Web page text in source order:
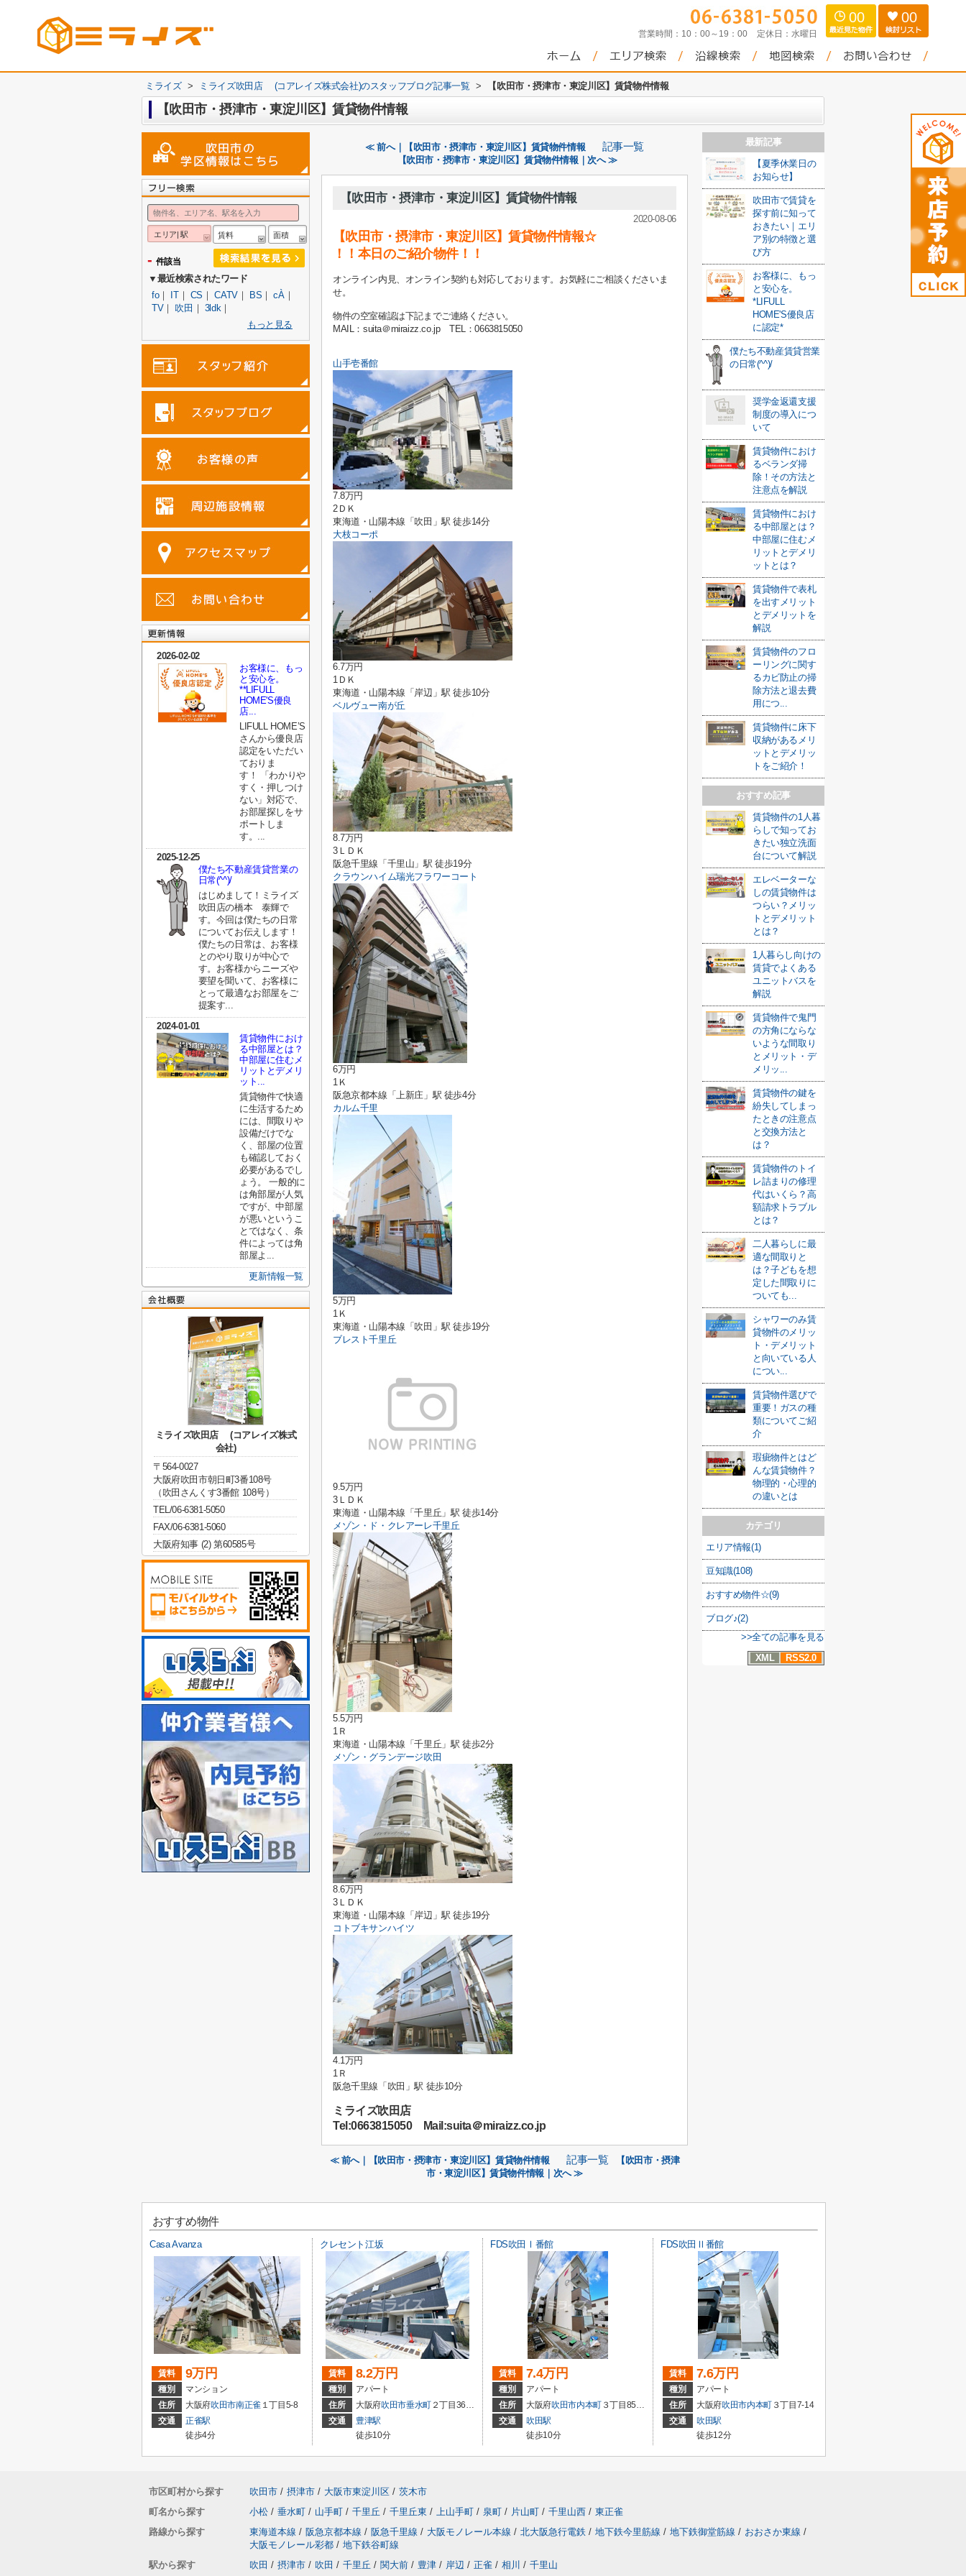
営業時間： 10：00～19：00 定休日： 水曜日
00 00
ミライズ > ミライズ吹田店 (コアレイズ株式会社)のスタッフブログ記事一覧 > 【吹田市・摂津市・東淀川区】賃貸物件情報
【吹田市・摂津市・東淀川区】賃貸物件情報
≪ 前へ｜【吹田市・摂津市・東淀川区】賃貸物件情報 記事一覧
【吹田市・摂津市・東淀川区】賃貸物件情報｜次へ ≫
【吹田市・摂津市・東淀川区】賃貸物件情報
2020-08-06
【吹田市・摂津市・東淀川区】賃貸物件情報☆
！！本日のご紹介物件！！
オンライン内見、オンライン契約も対応しております。お気軽にご相談くださいま
せ。
物件の空室確認は下記までご連絡ください。
MAIL：suita＠miraizz.co.jp TEL：0663815050
山手壱番館
7.8万円
2ＤＫ
東海道・山陽本線「吹田」駅 徒歩14分
大枝コーポ
6.7万円
1ＤＫ
東海道・山陽本線「岸辺」駅 徒歩10分
ベルヴュー南が丘
8.7万円
3ＬＤＫ
阪急千里線「千里山」駅 徒歩19分
クラウンハイム瑞光フラワーコート
6万円
1Ｋ
阪急京都本線「上新庄」駅 徒歩4分
カルム千里
5万円
1Ｋ
東海道・山陽本線「吹田」駅 徒歩19分
ブレスト千里丘
9.5万円
3ＬＤＫ
東海道・山陽本線「千里丘」駅 徒歩14分
メゾン・ド・クレアーレ千里丘
5.5万円
1Ｒ
東海道・山陽本線「千里丘」駅 徒歩2分
メゾン・グランデージ吹田
8.6万円
3ＬＤＫ
東海道・山陽本線「岸辺」駅 徒歩19分
コトブキサンハイツ
4.1万円
1Ｒ
阪急千里線「吹田」駅 徒歩10分
ミライズ吹田店
Tel:0663815050 Mail:suita＠miraizz.co.jp
≪ 前へ｜【吹田市・摂津市・東淀川区】賃貸物件情報 記事一覧
【吹田市・摂津
市・東淀川区】賃貸物件情報｜次へ ≫
最新記事
【夏季休業日の
お知らせ】
吹田市で賃貸を
探す前に知って
おきたい｜エリ
ア別の特徴と選
び方
お客様に、もっ
と安心を。
*LIFULL
HOME'S優良店
に認定*
僕たち不動産賃貸営業
の日常(^^)/
奨学金返還支援
制度の導入につ
いて
賃貸物件におけ
るベランダ掃
除！その方法と
注意点を解説
賃貸物件におけ
る中部屋とは？
中部屋に住むメ
リットとデメリ
ットとは？
賃貸物件で表札
を出すメリット
とデメリットを
解説
賃貸物件のフロ
ーリングに関す
るカビ防止の掃
除方法と退去費
用につ...
賃貸物件に床下
収納があるメリ
ットとデメリッ
トをご紹介！
おすすめ記事
賃貸物件の1人暮
らしで知ってお
きたい独立洗面
台について解説
エレベーターな
しの賃貸物件は
つらい？メリッ
トとデメリット
とは？
1人暮らし向けの
賃貸でよくある
ユニットバスを
解説
賃貸物件で鬼門
の方角にならな
いような間取り
とメリット・デ
メリッ...
賃貸物件の鍵を
紛失してしまっ
たときの注意点
と交換方法と
は？
賃貸物件のトイ
レ詰まりの修理
代はいくら？高
額請求トラブル
とは？
二人暮らしに最
適な間取りと
は？子どもを想
定した間取りに
ついても...
シャワーのみ賃
貸物件のメリッ
ト・デメリット
と向いている人
につい...
賃貸物件選びで
重要！ガスの種
類についてご紹
介
瑕疵物件とはど
んな賃貸物件？
物理的・心理的
の違いとは
カテゴリ
エリア情報(1)
豆知識(108)
おすすめ物件☆(9)
ブログ♪(2)
>>全ての記事を見る
XML
RSS2.0
エリア| 駅 賃料 面積
- 件該当
▼最近検索されたワード
fo｜ IT｜ CS ｜CATV｜ BS ｜cÀ｜
TV｜ 吹田 ｜ 3ldk｜
もっと見る
2026-02-02
お客様に、もっ
と安心を。
**LIFULL
HOME'S優良
店...
LIFULL HOME’S
さんから優良店
認定をいただい
ておりま
す！ 「わかりや
すく・押しつけ
ない」対応で、
お部屋探しをサ
ポートしま
す。...
2025-12-25
僕たち不動産賃貸営業の
日常(^^)/
はじめまして！ミライズ
吹田店の橋本 泰輝で
す。今回は僕たちの日常
についてお伝えします！
僕たちの日常は、お客様
とのやり取りが中心で
す。お客様からニーズや
要望を聞いて、お客様に
とって最適なお部屋をご
提案す...
2024-01-01
賃貸物件におけ
る中部屋とは？
中部屋に住むメ
リットとデメリ
ット...
賃貸物件で快適
に生活するため
には、間取りや
設備だけでな
く、部屋の位置
も確認しておく
必要があるでし
ょう。 一般的に
は角部屋が人気
ですが、中部屋
が悪いというこ
とではなく、条
件によっては角
部屋よ...
更新情報一覧
ミライズ吹田店 (コアレイズ株式
会社)
〒564-0027
大阪府吹田市朝日町3番108号
（吹田さんくす3番館 108号）
TEL/06-6381-5050
FAX/06-6381-5060
大阪府知事 (2) 第60585号
おすすめ物件
Casa Avanza
賃料 9万円
種別
マンション
住所
大阪府吹田市南正雀 １丁目5-8
交通
正雀駅
徒歩4分
クレセント江坂
賃料 8.2万円
種別
アパート
住所
大阪府吹田市垂水町２丁目36-37
交通
豊津駅
徒歩10分
FDS吹田Ⅰ番館
賃料 7.4万円
種別
アパート
住所
大阪府吹田市内本町３丁目852-1
交通
吹田駅
徒歩10分
FDS吹田Ⅱ番館
賃料 7.6万円
種別
アパート
住所
大阪府吹田市内本町３丁目7-14
交通
吹田駅
徒歩12分
市区町村から探す 吹田市 / 摂津市 / 大阪市東淀川区 / 茨木市
町名から探す
小松 / 垂水町 / 山手町 / 千里丘 / 千里丘東 / 上山手町 / 泉町 / 片山町 / 千里山西 / 東正雀
路線から探す
東海道本線 / 阪急京都本線 / 阪急千里線 / 大阪モノレール本線 / 北大阪急行電鉄 / 地下鉄今里筋線 / 地下鉄御堂筋線 / おおさか東線 /
大阪モノレール彩都 / 地下鉄谷町線
駅から探す
吹田 / 摂津市 / 吹田 / 千里丘 / 関大前 / 豊津 / 岸辺 / 正雀 / 相川 / 千里山